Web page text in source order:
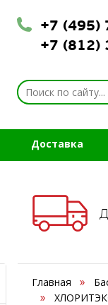
+7 (495)
+7 (812)
Доставка
Главная